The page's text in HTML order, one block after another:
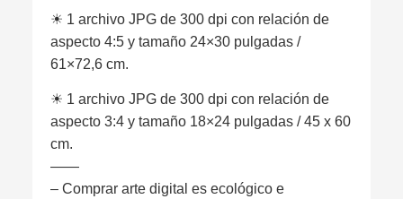
☀︎ 1 archivo JPG de 300 dpi con relación de
aspecto 4:5 y tamaño 24×30 pulgadas /
61×72,6 cm.
☀︎ 1 archivo JPG de 300 dpi con relación de
aspecto 3:4 y tamaño 18×24 pulgadas / 45 x 60
cm.
——
– Comprar arte digital es ecológico e